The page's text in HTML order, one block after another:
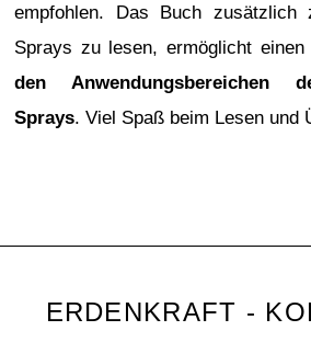
empfohlen. Das Buch zusätzlich
Sprays zu lesen, ermöglicht einen
den Anwendungsbereichen
Sprays. Viel Spaß beim Lesen und
ERDENKRAFT -